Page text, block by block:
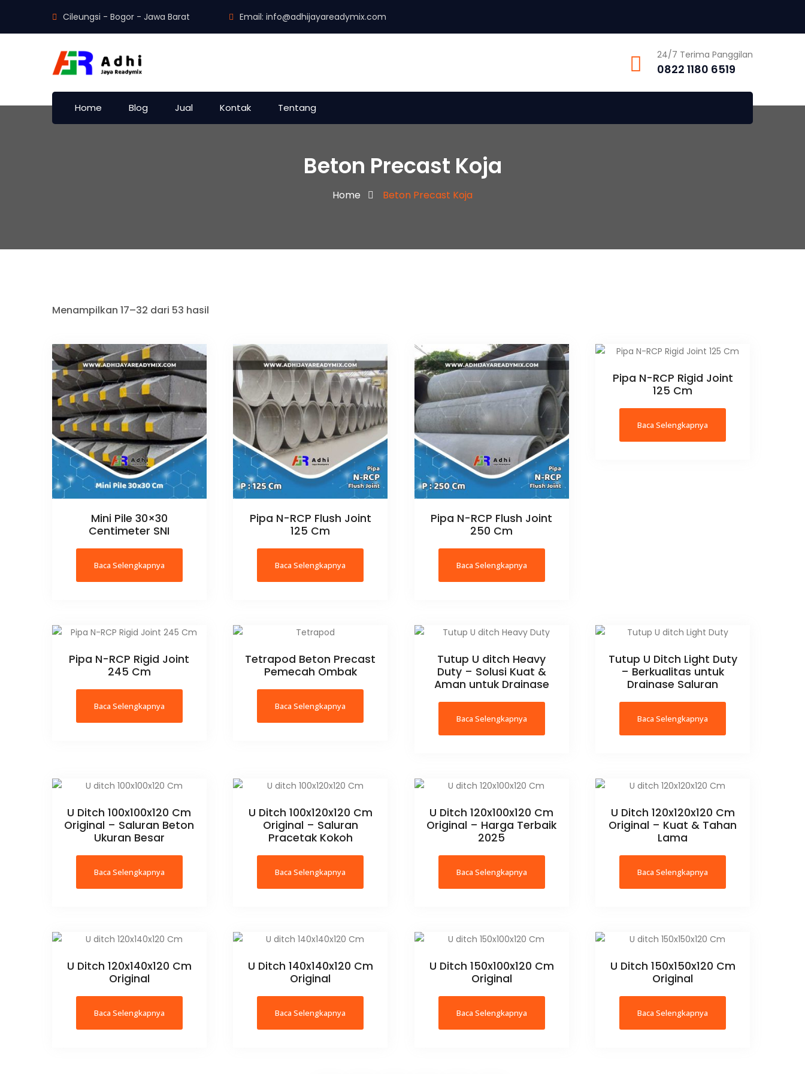
Cileungsi - Bogor - Jawa Barat Email: info@adhijayareadymix.com
24/7 Terima Panggilan
0822 1180 6519
Home Blog Jual Kontak Tentang
Beton Precast Koja
Home Beton Precast Koja
Menampilkan 17–32 dari 53 hasil
Mini Pile 30×30
Centimeter SNI
Baca Selengkapnya
Pipa N-RCP Flush Joint
125 Cm
Baca Selengkapnya
Pipa N-RCP Flush Joint
250 Cm
Baca Selengkapnya
Pipa N-RCP Rigid Joint
125 Cm
Baca Selengkapnya
Pipa N-RCP Rigid Joint
245 Cm
Baca Selengkapnya
Tetrapod Beton Precast
Pemecah Ombak
Baca Selengkapnya
Tutup U ditch Heavy
Duty – Solusi Kuat &
Aman untuk Drainase
Baca Selengkapnya
Tutup U Ditch Light Duty
– Berkualitas untuk
Drainase Saluran
Baca Selengkapnya
U Ditch 100x100x120 Cm
Original – Saluran Beton
Ukuran Besar
Baca Selengkapnya
U Ditch 100x120x120 Cm
Original – Saluran
Pracetak Kokoh
Baca Selengkapnya
U Ditch 120x100x120 Cm
Original – Harga Terbaik
2025
Baca Selengkapnya
U Ditch 120x120x120 Cm
Original – Kuat & Tahan
Lama
Baca Selengkapnya
U Ditch 120x140x120 Cm
Original
Baca Selengkapnya
U Ditch 140x140x120 Cm
Original
Baca Selengkapnya
U Ditch 150x100x120 Cm
Original
Baca Selengkapnya
U Ditch 150x150x120 Cm
Original
Baca Selengkapnya